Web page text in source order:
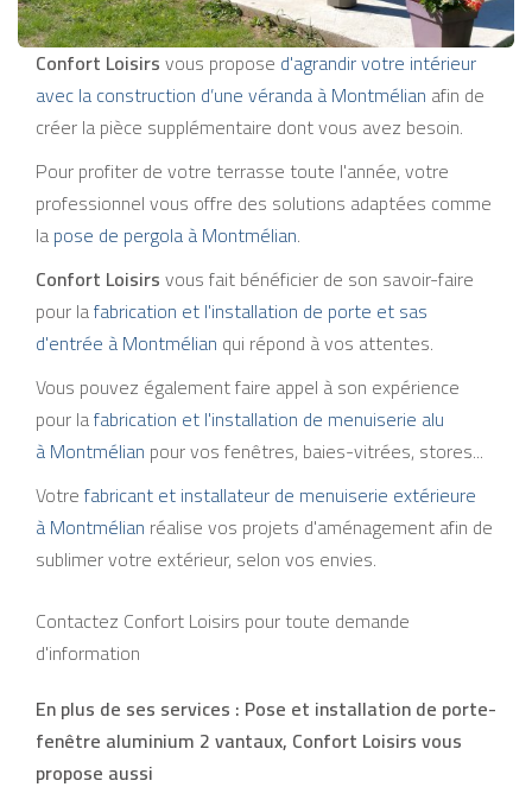
Confort Loisirsvous propose d'agrandir votre intérieur
avec la construction d’une véranda à Montmélian afin de
créer la pièce supplémentaire dont vous avez besoin.
Pour profiter de votre terrasse toute l'année, votre
professionnel vous offre des solutions adaptées comme
lapose de pergola à Montmélian.
Confort Loisirsvous fait bénéficier de son savoir-faire
pour lafabrication et l'installation de porte et sas
d'entrée à Montmélian qui répond à vos attentes.
Vous pouvez également faire appel à son expérience
pour lafabrication et l'installation de menuiserie alu
à Montmélian pour vos fenêtres, baies-vitrées, stores...
Votrefabricant et installateur de menuiserie extérieure
à Montmélian réalise vos projets d'aménagement afin de
sublimer votre extérieur, selon vos envies.
Contactez Confort Loisirs pour toute demande
d'information
En plus de ses services : Pose et installation de porte-
fenêtre aluminium 2 vantaux, Confort Loisirs vous
propose aussi